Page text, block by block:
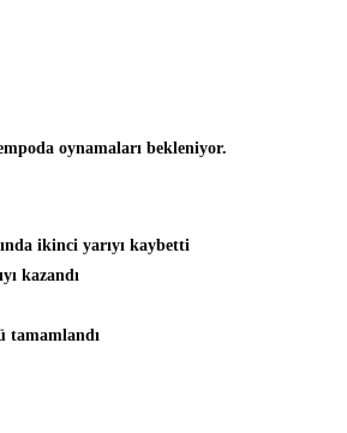
oynamaları bekleniyor.
ikinci yarıyı kaybetti
kazandı
tamamlandı